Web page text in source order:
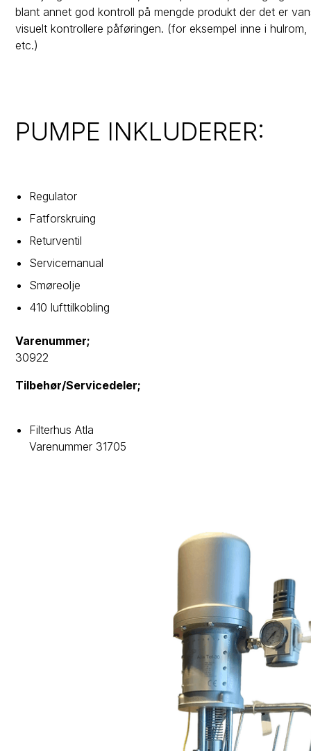
blant annet god kontroll på mengde produkt der det er
visuelt kontrollere påføringen. (for eksempel inne i hulrom,
etc.)
PUMPE INKLUDERER:
Regulator
Fatforskruing
Returventil
Servicemanual
Smøreolje
410 lufttilkobling
Varenummer;
30922
Tilbehør/Servicedeler;
Filterhus Atla
Varenummer 31705